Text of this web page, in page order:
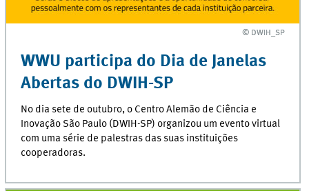
© DWIH_SP
© DWIH_SP
WWU participa do Dia de Janelas
Abertas do DWIH-SP
No dia sete de outubro, o Centro Alemão de Ciência e
Inovação São Paulo (DWIH-SP) organizou um evento virtual
com uma série de palestras das suas instituições
cooperadoras.